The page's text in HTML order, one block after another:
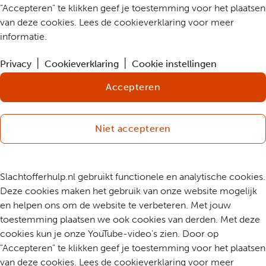
"Accepteren" te klikken geef je toestemming voor het plaatsen
van deze cookies. Lees de cookieverklaring voor meer
informatie.
Privacy Cookieverklaring Cookie instellingen
Accepteren
Niet accepteren
Slachtofferhulp.nl gebruikt functionele en analytische cookies.
Deze cookies maken het gebruik van onze website mogelijk
en helpen ons om de website te verbeteren. Met jouw
toestemming plaatsen we ook cookies van derden. Met deze
cookies kun je onze YouTube-video's zien. Door op
"Accepteren" te klikken geef je toestemming voor het plaatsen
van deze cookies. Lees de cookieverklaring voor meer